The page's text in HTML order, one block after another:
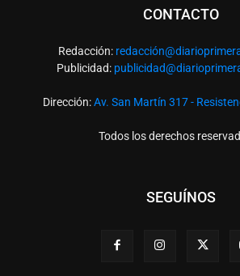
CONTACTO
Redacción: redacció
Publicidad:
Dirección:Av. San Martín 317 -
Todos los derechos
SEGUÍNOS